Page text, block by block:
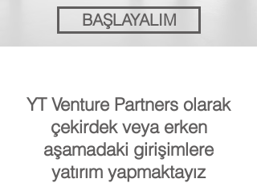
BAŞLAYALIM
YT Venture Partners olarak
çekirdek veya erken
aşamadaki girişimlere
yatırım yapmaktayız